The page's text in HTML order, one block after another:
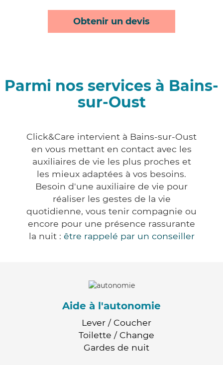
Obtenir un devis
Parmi nos services à Bains-
sur-Oust
Click&Care intervient à Bains-sur-Oust
en vous mettant en contact avec les
auxiliaires de vie les plus proches et
les mieux adaptées à vos besoins.
Besoin d'une auxiliaire de vie pour
réaliser les gestes de la vie
quotidienne, vous tenir compagnie ou
encore pour une présence rassurante
la nuit : être rappelé par un conseiller
Aide à l'autonomie
Lever / Coucher
Toilette / Change
Gardes de nuit